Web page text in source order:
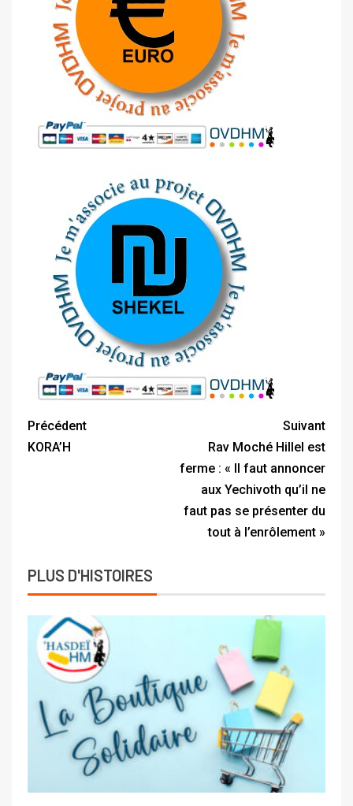
Précédent
KORA’H
Suivant
Rav Moché Hillel est
ferme : « Il faut annoncer
aux Yechivoth qu’il ne
faut pas se présenter du
tout à l’enrôlement »
PLUS D'HISTOIRES